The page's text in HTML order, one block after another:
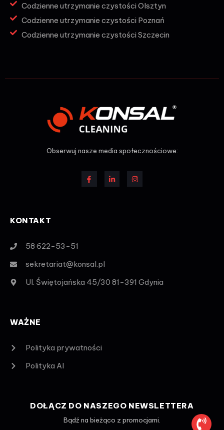
Codzienne utrzymanie czystości Olsztyn
Codzienne utrzymanie czystości Poznań
Codzienne utrzymanie czystości Szczecin
Obserwuj nasze media społecznościowe:
KONTAKT
58 622-53-51
sekretariat@konsal.pl
Ul. Świętojańska 45/30 81-391 Gdynia
WAŻNE
Polityka prywatności
Polityka AI
DOŁĄCZ DO NASZEGO NEWSLETTERA
Bądź na bieżąco z promocjami.